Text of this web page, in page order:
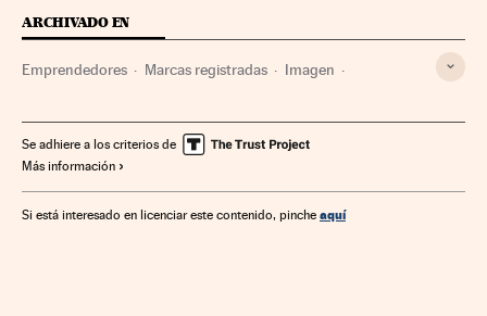
ARCHIVADO EN
Emprendedores Marcas registradas Imagen
Imagen y sonido Electrónica Internet Gente
Economía Comunicación Telecomunicaciones
Se adhiere a los criterios de
Más información
Si está interesado en licenciar este contenido, pinche aquí